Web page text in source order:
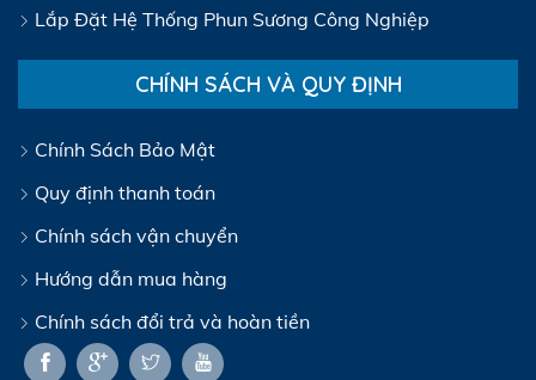
Lắp Đặt Hệ Thống Phun Sương Công Nghiệp
CHÍNH SÁCH VÀ QUY ĐỊNH
Chính Sách Bảo Mật
Quy định thanh toán
Chính sách vận chuyển
Hướng dẫn mua hàng
Chính sách đổi trả và hoàn tiền